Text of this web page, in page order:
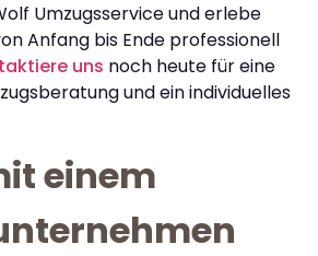
Umzugsservice und erlebe
Anfang bis Ende professionell
uns noch heute für eine
und ein individuelles
einem